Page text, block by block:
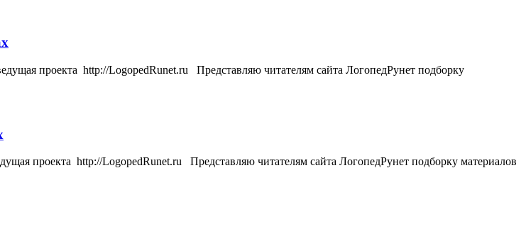
проекта http://LogopedRunet.ru Представляю читателям сайта ЛогопедРунет подборку
проекта http://LogopedRunet.ru Представляю читателям сайта ЛогопедРунет подборку материалов